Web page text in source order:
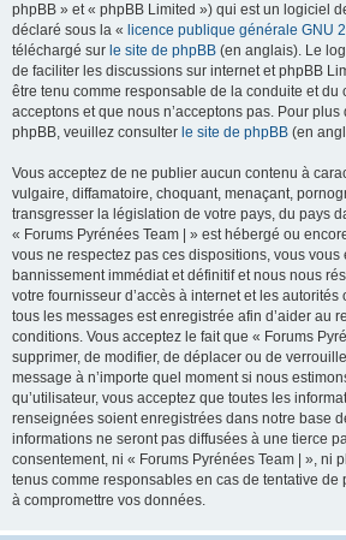
phpBB » et « phpBB Limited ») qui est un logiciel
déclaré sous la « licence publique générale GNU
téléchargé sur le site de phpBB (en anglais). Le
de faciliter les discussions sur internet et phpBB
être tenu comme responsable de la conduite et du
acceptons et que nous n’acceptons pas. Pour plus
phpBB, veuillez consulter le site de phpBB (en
Vous acceptez de ne publier aucun contenu à
vulgaire, diffamatoire, choquant, menaçant,
transgresser la législation de votre pays, du pays
« Forums Pyrénées Team | » est hébergé ou
vous ne respectez pas ces dispositions, vous vous
bannissement immédiat et définitif et nous nous
votre fournisseur d’accès à internet et les autorités
tous les messages est enregistrée afin d’aider au
conditions. Vous acceptez le fait que « Forums
supprimer, de modifier, de déplacer ou de
message à n’importe quel moment si nous
qu’utilisateur, vous acceptez que toutes les
renseignées soient enregistrées dans notre base
informations ne seront pas diffusées à une tierce
consentement, ni « Forums Pyrénées Team | », ni
tenus comme responsables en cas de tentative
à compromettre vos données.